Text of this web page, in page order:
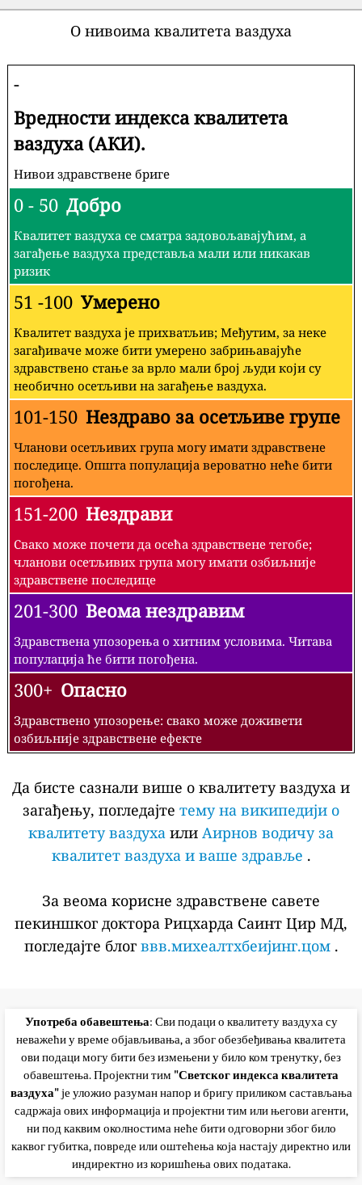
О нивоима квалитета ваздуха
-
Вредности индекса квалитета
ваздуха (АКИ).
Нивои здравствене бриге
0 - 50 Добро
Квалитет ваздуха се сматра задовољавајућим, а
загађење ваздуха представља мали или никакав
ризик
51 -100 Умерено
Квалитет ваздуха је прихватљив; Међутим, за неке
загађиваче може бити умерено забрињавајуће
здравствено стање за врло мали број људи који су
необично осетљиви на загађење ваздуха.
101-150 Нездраво за осетљиве групе
Чланови осетљивих група могу имати здравствене
последице. Општа популација вероватно неће бити
погођена.
151-200 Нездрави
Свако може почети да осећа здравствене тегобе;
чланови осетљивих група могу имати озбиљније
здравствене последице
201-300 Веома нездравим
Здравствена упозорења о хитним условима. Читава
популација ће бити погођена.
300+ Опасно
Здравствено упозорење: свако може доживети
озбиљније здравствене ефекте
Да бисте сазнали више о квалитету ваздуха и
загађењу, погледајте тему на википедији о
квалитету ваздуха или Аирнов водичу за
квалитет ваздуха и ваше здравље .
За веома корисне здравствене савете
пекиншког доктора Рицхарда Саинт Цир МД,
погледајте блог ввв.михеалтхбеијинг.цом.
Употреба обавештења: Сви подаци о квалитету ваздуха су
неважећи у време објављивања, а због обезбеђивања квалитета
ови подаци могу бити без измењени у било ком тренутку, без
обавештења. Пројектни тим "Светског индекса квалитета
ваздуха"је уложио разуман напор и бригу приликом састављања
садржаја ових информација и пројектни тим или његови агенти,
ни под каквим околностима неће бити одговорни због било
каквог губитка, повреде или оштећења која настају директно или
индиректно из коришћења ових података.